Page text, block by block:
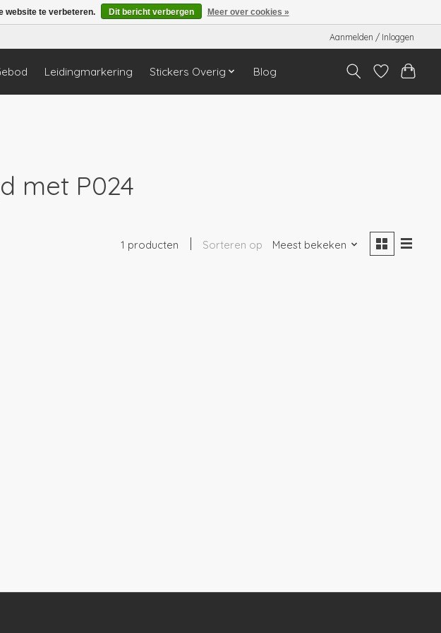
Aanmelden / Inloggen
Leidingmarkering Stickers Overig Blog
met P024
1 producten Sorteren op Meest bekeken
website te verbeteren. Dit bericht verbergen Meer over cookies »